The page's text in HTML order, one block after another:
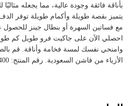
بأناقة فائقة وجودة عالية، مما يجعله مثاليًا
يتميز بقصة طويلة وأكمام طويلة توفر
مع فساتين السهرة أو بنطال جينز للحصول
احصلي الآن على جاكيت فرو طويل كم
وامنحي نفسك لمسة فخامة وأناقة. قم
الأزياء من فاشن السعودية. رقم المنتج: mr05923q400